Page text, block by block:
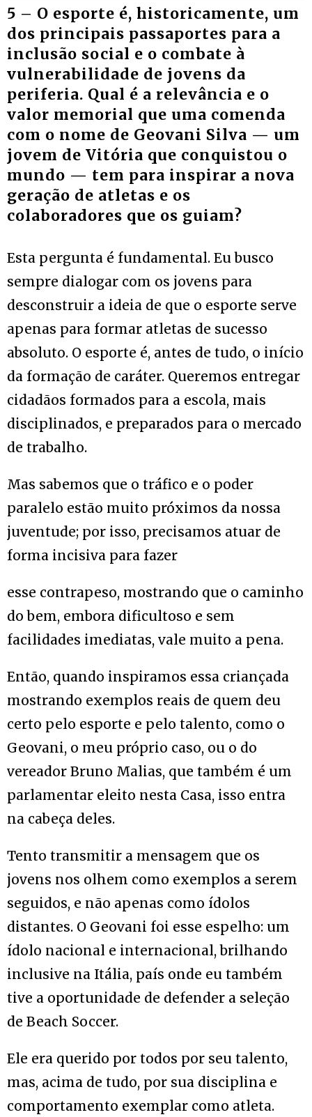
5 – O esporte é, historicamente, um
dos principais passaportes para a
inclusão social e o combate à
vulnerabilidade de jovens da
periferia. Qual é a relevância e o
valor memorial que uma comenda
com o nome de Geovani Silva — um
jovem de Vitória que conquistou o
mundo — tem para inspirar a nova
geração de atletas e os
colaboradores que os guiam?
Esta pergunta é fundamental. Eu busco
sempre dialogar com os jovens para
desconstruir a ideia de que o esporte serve
apenas para formar atletas de sucesso
absoluto. O esporte é, antes de tudo, o início
da formação de caráter. Queremos entregar
cidadãos formados para a escola, mais
disciplinados, e preparados para o mercado
de trabalho.
Mas sabemos que o tráfico e o poder
paralelo estão muito próximos da nossa
juventude; por isso, precisamos atuar de
forma incisiva para fazer
esse contrapeso, mostrando que o caminho
do bem, embora dificultoso e sem
facilidades imediatas, vale muito a pena.
Então, quando inspiramos essa criançada
mostrando exemplos reais de quem deu
certo pelo esporte e pelo talento, como o
Geovani, o meu próprio caso, ou o do
vereador Bruno Malias, que também é um
parlamentar eleito nesta Casa, isso entra
na cabeça deles.
Tento transmitir a mensagem que os
jovens nos olhem como exemplos a serem
seguidos, e não apenas como ídolos
distantes. O Geovani foi esse espelho: um
ídolo nacional e internacional, brilhando
inclusive na Itália, país onde eu também
tive a oportunidade de defender a seleção
de Beach Soccer.
Ele era querido por todos por seu talento,
mas, acima de tudo, por sua disciplina e
comportamento exemplar como atleta.